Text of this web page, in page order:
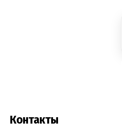
Контакты